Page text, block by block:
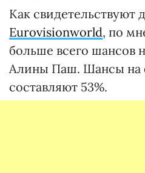
Как свидетельствуют
Eurovisionworld, по
больше всего шансов
Алины Паш. Шансы на
составляют 53%.